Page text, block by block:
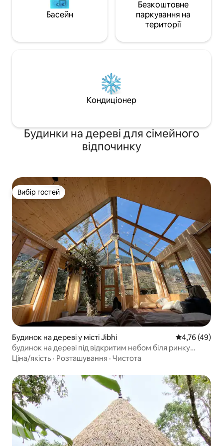
Басейн
Безкоштовне
паркування на
території
Кондиціонер
Будинки на дереві для сімейного
відпочинку
Вибір гостей
Вибір гостей
Будинок на дереві у місті Jibhi Середня
4,76 (49)
будинок на дереві під відкритим небом біля ринку
джибхі
Ціна/якість · Розташування · Чистота